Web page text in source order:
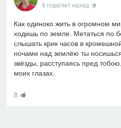
8 года/лет назад
Как одиноко жить в огромном
ходишь по земле. Метаться по
слышать крик часов в
ночами над землёю ты
звёзды, расступаясь пред
моих глазах.
8